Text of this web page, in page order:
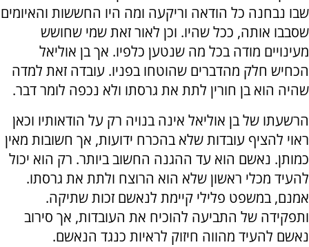
שבו נבחנה כל הודאה וריקעה ומה היו החששות והאיומים
שסבבו אותה, ככל שהיו. וכן לאור זאת שמי שחושש
מעינויים מודה בכל מה שנטען כלפיו. אך בן אוליאל
הכחיש חלק מהדברים שהוטחו בפניו. עובדה זאת למדה
שהיה הוא בן חורין לתת את גרסתו ולא נכפה לומר דבר.
הרשעתו של בן אוליאל אינה בנויה רק על הודאותיו וכאן
ראוי להציף עובדות שלא בהכרח ידועות, אך חשובות מאין
כמותן. נאשם הוא עד ההגנה החשוב ביותר. רק הוא יכול
להעיד מכלי ראשון שלא הוא הרוצח ולתת את גרסתו.
אמנם, במשפט פלילי קיימת לנאשם זכות שתיקה.
ותפקידה של התביעה להוכיח את העובדות, אך סירוב
נאשם להעיד מהווה חיזוק לראיות כנגד הנאשם.